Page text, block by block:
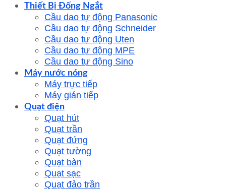
Thiết Bị Đống Ngắt
Cầu dao tự động Panasonic
Cầu dao tự động Schneider
Cầu dao tự động Uten
Cầu dao tự động MPE
Cầu dao tự động Sino
Máy nước nóng
Máy trực tiếp
Máy gián tiếp
Quạt điện
Quạt hút
Quạt trần
Quạt đứng
Quạt tường
Quạt bàn
Quạt sạc
Quạt đảo trần